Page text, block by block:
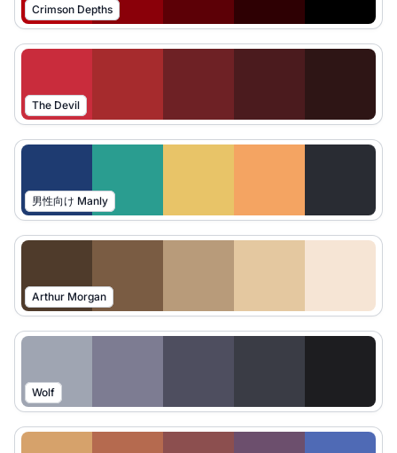
Crimson Depths
The Devil
男性向け Manly
Arthur Morgan
Wolf